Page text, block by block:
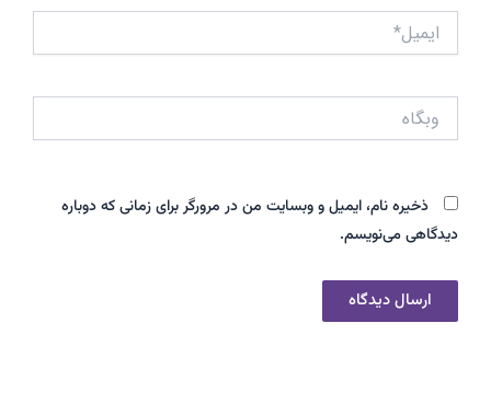
ایمیل*
ذخیره نام، ایمیل و وبسایت من در مرورگر برای زمانی که دوباره
دیدگاهی می‌نویسم.